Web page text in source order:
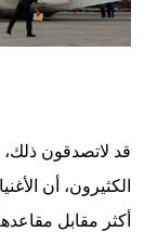
قد لاتصدقون
الكثيرون، أن
أكثر مقابل